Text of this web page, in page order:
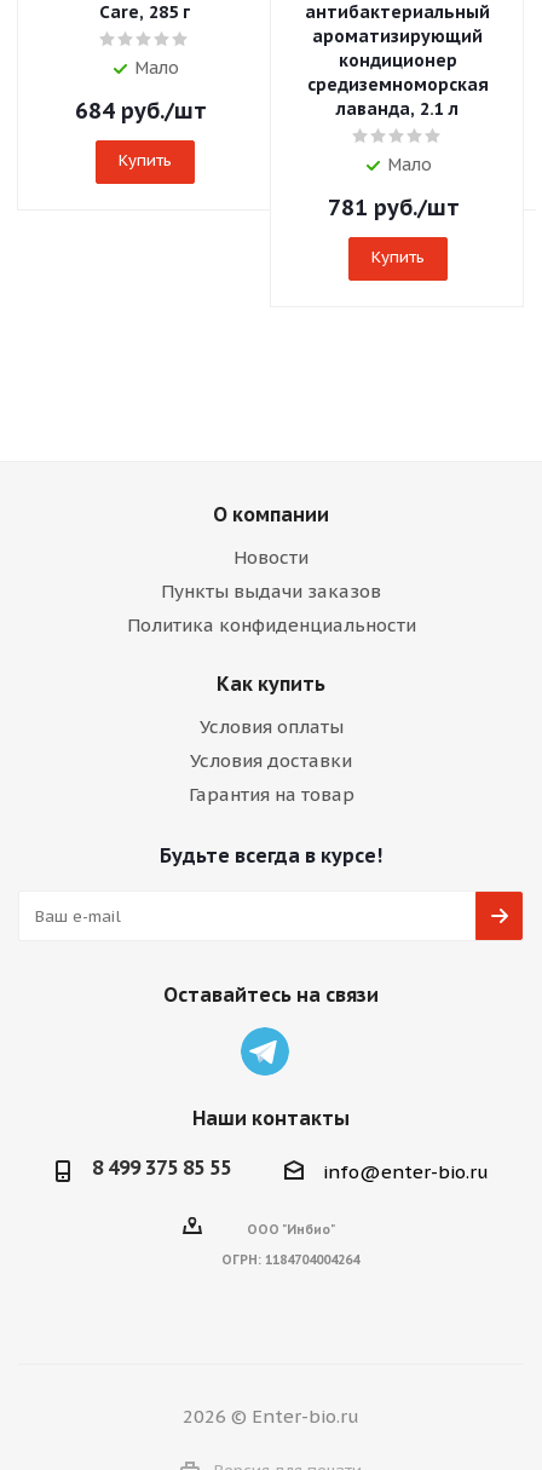
Care, 285 г
Мало
684руб./шт
Купить
антибактериальный
ароматизирующий
кондиционер
средиземноморская
лаванда, 2.1 л
Мало
781 руб./шт
Купить
О компании
Новости
Пункты выдачи заказов
Политика конфиденциальности
Как купить
Условия оплаты
Условия доставки
Гарантия на товар
Будьте всегда в курсе!
Оставайтесь на связи
Наши контакты
8 499 375 85 55 info@enter-bio.ru
ООО "Инбио"
ОГРН: 1184704004264
2026 © Enter-bio.ru